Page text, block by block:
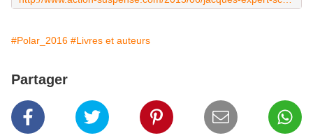
#Polar_2016 #Livres et auteurs
Partager